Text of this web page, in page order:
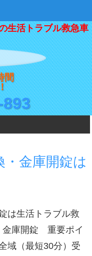
生活トラブル救急車
間
・金庫開錠は
は生活トラブル救
金庫開錠 重要ポイ
域（最短30分）受